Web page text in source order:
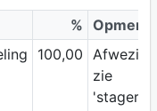
%
100,00
zie